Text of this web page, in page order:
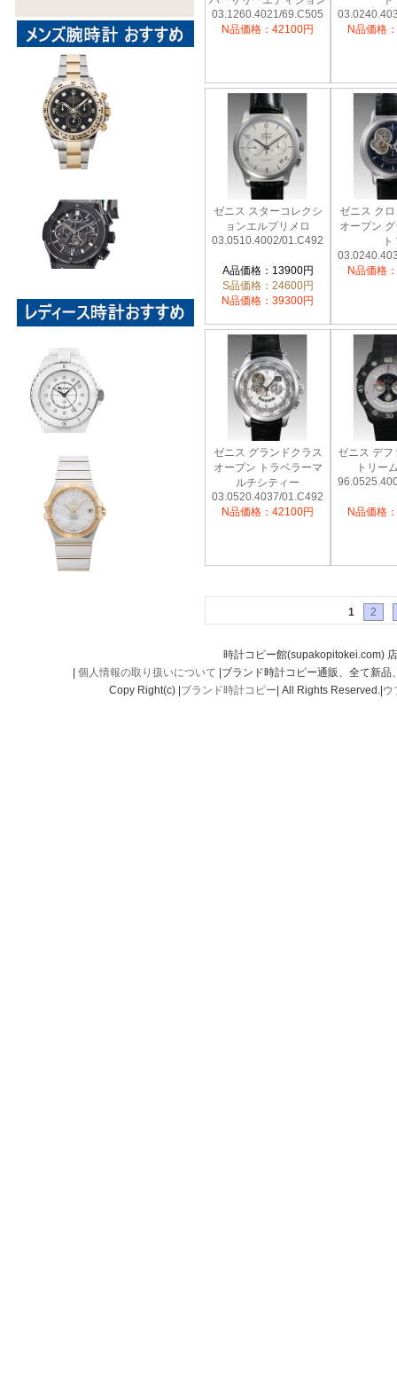
03.1260.4021/69.C505
N品価格：42100円
N品価格
ゼニス スターコレクシ
ョンエルプリメロ
03.0510.4002/01.C492
A品価格：13900円
S品価格：24600円
N品価格：39300円
ゼニス ク
オープン
N品価格
ゼニス グランドクラス
オープン トラベラーマ
ルチシティー
03.0520.4037/01.C492
N品価格：42100円
ゼニス デフ
トリー
N品価格
1 2
時計コピー館(supakopitokei.com)
個人情報の取り扱いについて |ブランド時計コピー通販、全て新
Copy Right(c) | ブランド時計コピー | All Rights Reserved.| ウ